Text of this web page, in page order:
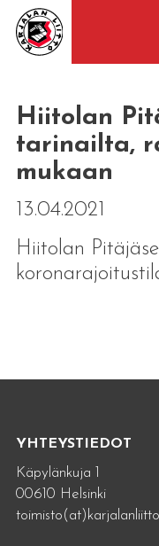
Hiitolan
tarinailta,
mukaan
13.04.2021
Hiitolan
YHTEYSTIEDOT
Käpylänkuja 1
00610 Helsinki